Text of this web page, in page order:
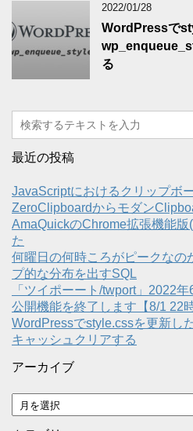
2022/01/28
WordPressで
る
最近の投稿
JavaScriptにおけるクリップボ
ZeroClipboardからモダン
AmaQuickのChrome拡張機能版
た
何曜日の何時ころがピークなの
プ的な分布を出すSQL
「ツイポーート/twport」2022
公開機能を終了します【8/1 22
WordPressでstyle.cssを更新し
キャッシュクリアする
アーカイブ
ア
ー